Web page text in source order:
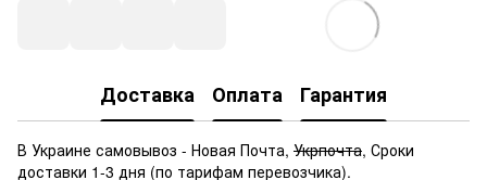
Доставка Оплата Гарантия
В Украине самовывоз - Новая Почта, Укрпочта, Сроки
доставки 1-3 дня (по тарифам перевозчика).